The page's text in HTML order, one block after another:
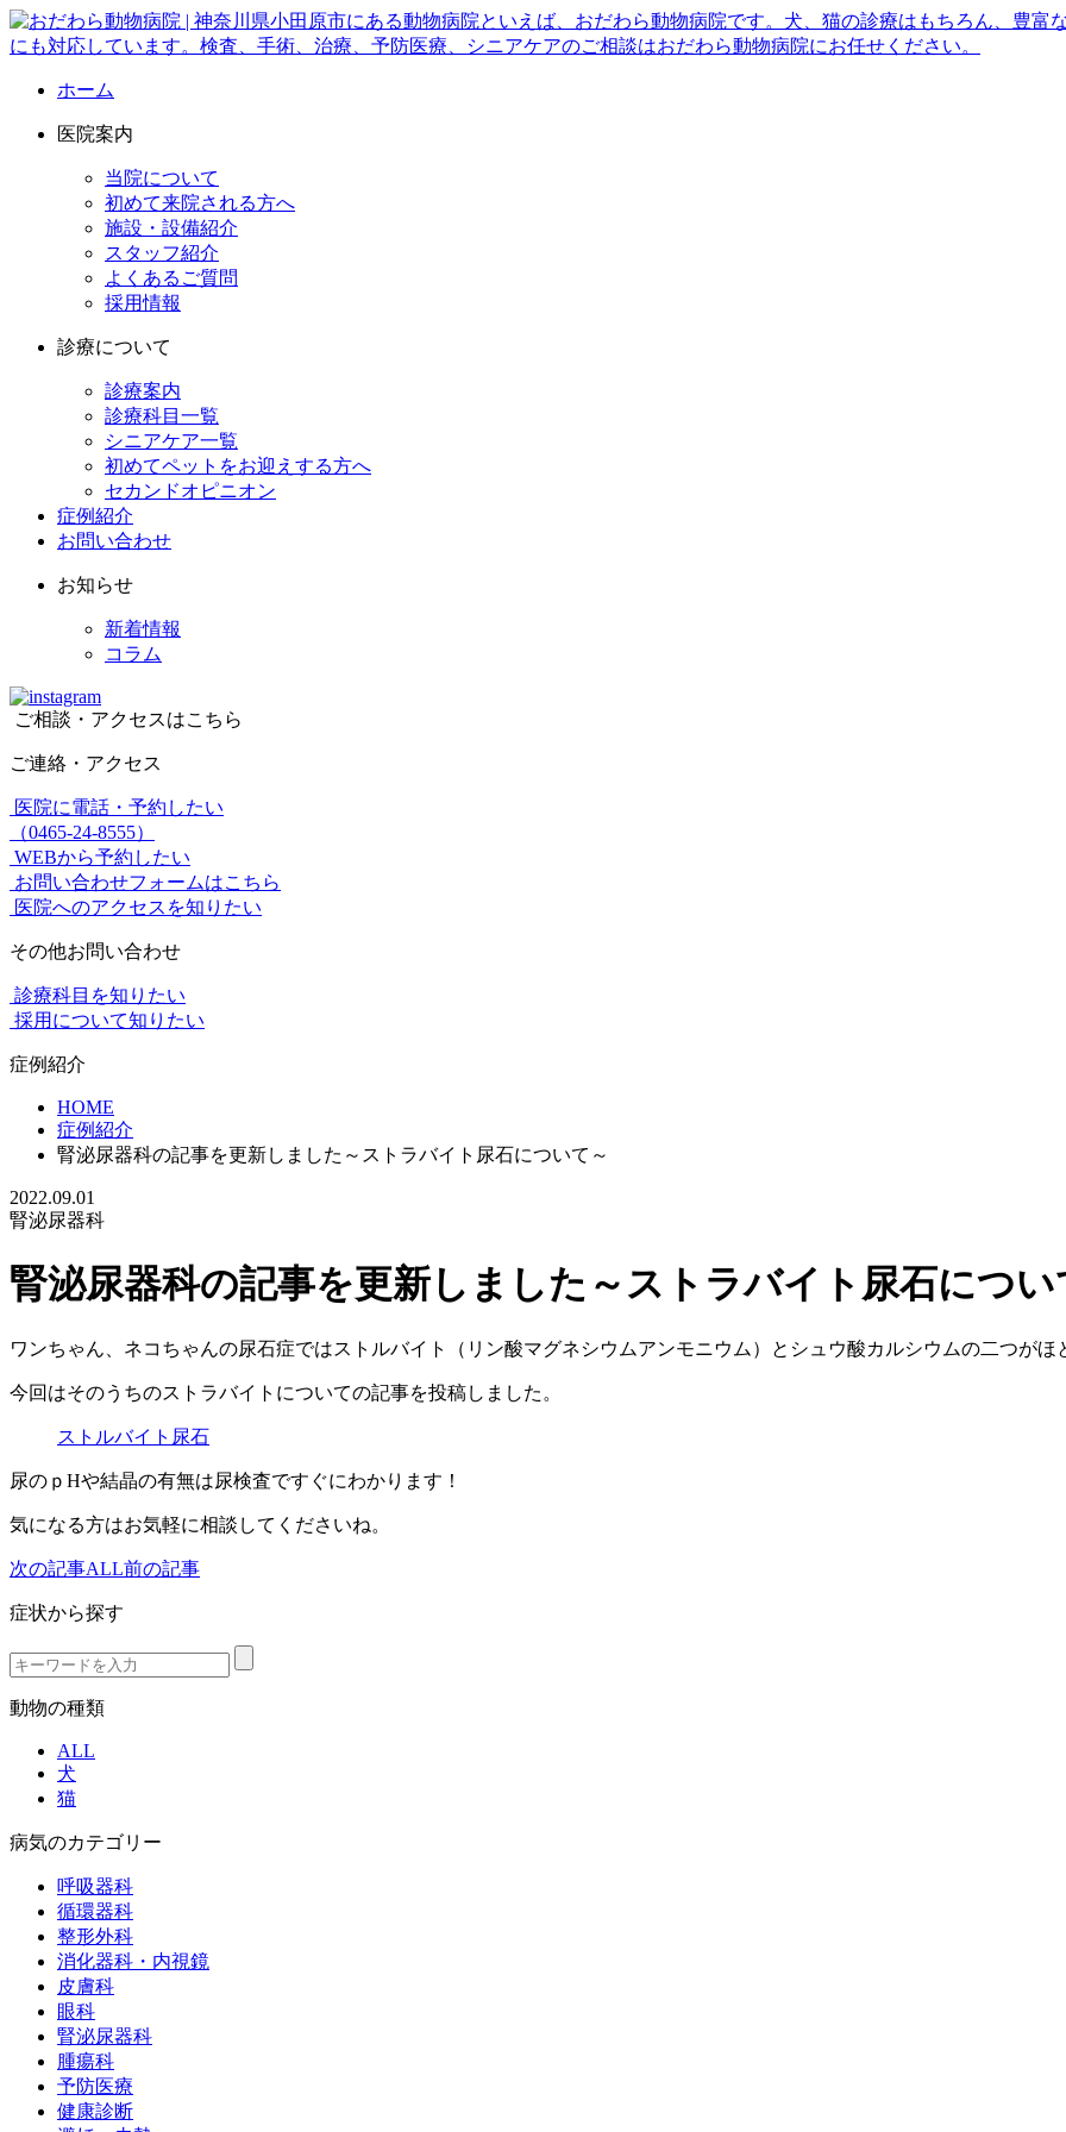
ホーム
医院案内
当院について
初めて来院される方へ
施設・設備紹介
スタッフ紹介
よくあるご質問
採用情報
診療について
診療案内
診療科目一覧
シニアケア一覧
初めてペットをお迎えする方へ
セカンドオピニオン
症例紹介
お問い合わせ
お知らせ
新着情報
コラム
ご相談・アクセスはこちら
ご連絡・アクセス
医院に電話・予約したい
（0465-24-8555）
WEBから予約したい
お問い合わせフォームはこちら
医院へのアクセスを知りたい
その他お問い合わせ
診療科目を知りたい
採用について知りたい
症例紹介
HOME
症例紹介
腎泌尿器科の記事を更新しました～ストラバイト尿石について～
2022.09.01
腎泌尿器科
腎泌尿器科の記事を更新しました～ストラバイト尿石につい
ワンちゃん、ネコちゃんの尿石症ではストルバイト（リン酸マグネシウムアンモニウム）とシュウ酸カルシウムの二つがほ
今回はそのうちのストラバイトについての記事を投稿しました。
ストルバイト尿石
尿のｐHや結晶の有無は尿検査ですぐにわかります！
気になる方はお気軽に相談してくださいね。
次の記事ALL前の記事
症状から探す
動物の種類
ALL
犬
猫
病気のカテゴリー
呼吸器科
循環器科
整形外科
消化器科・内視鏡
皮膚科
眼科
腎泌尿器科
腫瘍科
予防医療
健康診断